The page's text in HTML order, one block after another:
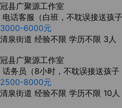
冠县广聚源工作室
电话客服（白班，不耽误接送孩子
3000-6000元
清泉街道 经验不限 学历不限 3人
冠县广聚源工作室
话务员（8小时，不耽误接送孩子
2500-8000元
清泉街道 经验不限 学历不限 10人